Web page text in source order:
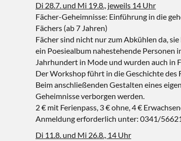
Di 28.7. und Mi 19.8., jeweils 14 Uhr
Fächer-Geheimnisse: Einführung in die
Fächers (ab 7 Jahren)
Fächer sind nicht nur zum Abkühlen da,
ein Poesiealbum nahestehende Personen
Jahrhundert in Mode und wurden auch in
Der Workshop führt in die Geschichte des
Beim anschließenden Gestalten eines
Geheimnisse verborgen werden.
2 € mit Ferienpass, 3 € ohne, 4 €
Anmeldung erforderlich unter: 0341/
Di 11.8. und Mi 26.8., 14 Uhr